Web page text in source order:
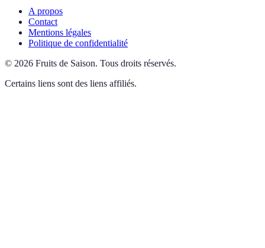
A propos
Contact
Mentions légales
Politique de confidentialité
© 2026 Fruits de Saison. Tous droits réservés.
Certains liens sont des liens affiliés.